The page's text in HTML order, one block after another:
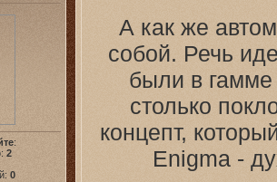
:
2
0
А как же
собой. Речь
были в
столько
концепт,
Enigma -